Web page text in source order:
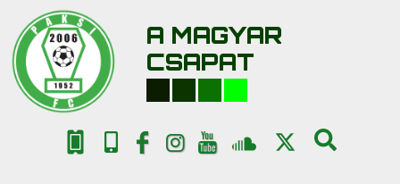
A MAGYAR
CSAPAT